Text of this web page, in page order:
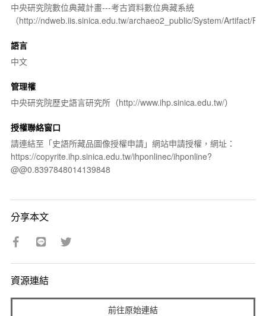
中央研究院數位典藏計畫---考古資料數位典藏系統
（http://ndweb.iis.sinica.edu.tw/archaeo2_public/System/Artifact/
語言
中文
管理權
中央研究院歷史語言研究所（http://www.ihp.sinica.edu.tw/）
授權聯絡窗口
請連結至「史語所藏品圖像授權申請」網站申請授權，網址：
https://copyrite.ihp.sinica.edu.tw/ihponlinec/ihponline?
@@0.8397848014139848
分享本文
資源連結
前往原始連結